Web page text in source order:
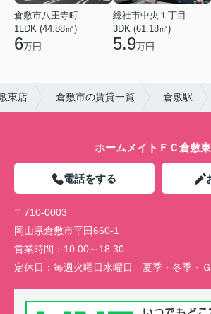
倉敷市八王寺町
1LDK (44.88㎡)
6万円
総社市中央１丁目
3DK (61.18㎡)
5.9万円
東店 倉敷市の賃貸一覧 倉敷駅
ホームメイトＦＣ倉敷
電話をする
〒710-0003
岡山県倉敷市平田660-1
営業時間： 10:00～18:30
定休日： 毎週火曜日水曜日 夏季・冬季・